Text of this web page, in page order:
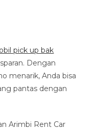
pick up bak
Dengan
menarik, Anda bisa
pantas dengan
Arimbi Rent Car